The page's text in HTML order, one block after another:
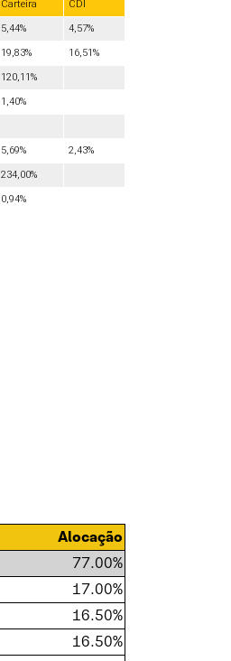
Carteira CDI
5,44% 4,57%
19,83% 16,51%
120,11%
1,40%
5,69% 2,43%
234,00%
0,94%
Alocação
77.00%
17.00%
16.50%
16.50%